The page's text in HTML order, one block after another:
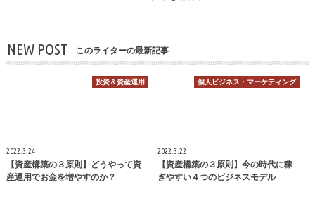
NEW POST このライターの最新記事
投資＆資産運用
2022.3.24
【資産構築の３原則】どうやって資
産運用でお金を増やすのか？
個人ビジネス・マーケティング
2022.3.22
【資産構築の３原則】今の時代に稼
ぎやすい４つのビジネスモデル